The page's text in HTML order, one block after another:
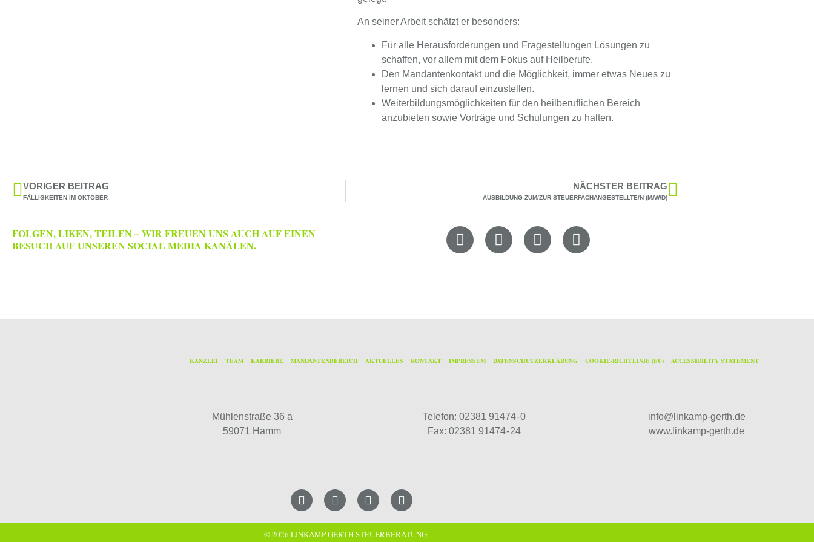
An seiner Arbeit schätzt er besonders:
Für alle Herausforderungen und Fragestellungen Lösungen zu
schaffen, vor allem mit dem Fokus auf Heilberufe.
Den Mandantenkontakt und die Möglichkeit, immer etwas Neues zu
lernen und sich darauf einzustellen.
Weiterbildungsmöglichkeiten für den heilberuflichen Bereich
anzubieten sowie Vorträge und Schulungen zu halten.
VORIGER BEITRAG
FÄLLIGKEITEN IM OKTOBER
NÄCHSTER BEITRAG
AUSBILDUNG ZUM/ZUR STEUERFACHANGESTELLTE/N (M/W/D)
FOLGEN, LIKEN, TEILEN – WIR FREUEN UNS AUCH AUF EINEN
BESUCH AUF UNSEREN SOCIAL MEDIA KANÄLEN.
KANZLEI TEAM KARRIERE MANDANTENBEREICH AKTUELLES KONTAKT IMPRESSUM DATENSCHUTZERKLÄRUNG COOKIE-RICHTLINIE (EU) ACCESSIBILITY STATEMENT
Mühlenstraße 36 a
59071 Hamm
Telefon: 02381 91474 - 0
Fax: 02381 91474 - 24
info@linkamp-gerth.de
www.linkamp-gerth.de
© 2026 LINKAMP GERTH STEUERBERATUNG